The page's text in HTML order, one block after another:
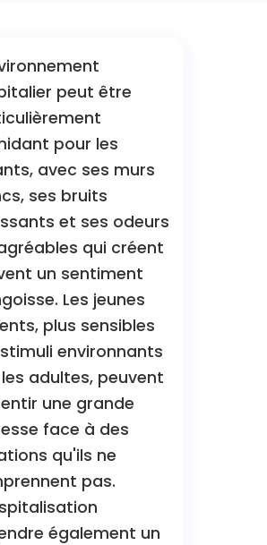
peut être
pour les
avec ses murs
ses bruits
et ses odeurs
qui créent
un sentiment
Les jeunes
plus sensibles
environnants
adultes, peuvent
une grande
face à des
qu'ils ne
pas.
également un